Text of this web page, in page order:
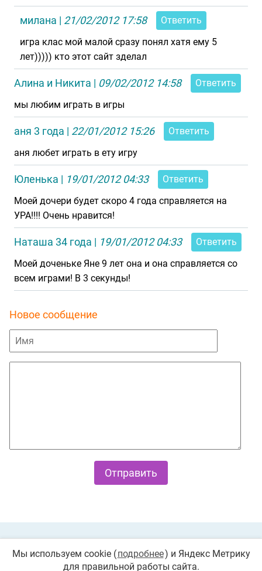
милана | 21/02/2012 17:58
Ответить
игра клас мой малой сразу понял хатя ему 5
лет))))) кто этот сайт зделал
Алина и Никита | 09/02/2012 14:58
Ответить
мы любим играть в игры
аня 3 года | 22/01/2012 15:26
Ответить
аня любет играть в ету игру
Юленька | 19/01/2012 04:33
Ответить
Моей дочери будет скоро 4 года справляется на
УРА!!!! Очень нравится!
Наташа 34 года | 19/01/2012 04:33
Ответить
Моей доченьке Яне 9 лет она и она справляется со
всем играми! В 3 секунды!
Новое сообщение
© 2026 «Играемся». Все права защищены. Любое
Мы используем cookie (подробнее) и Яндекс Метрику
для правильной работы сайта.